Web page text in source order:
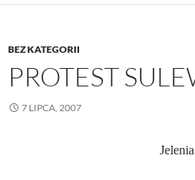
BEZ KATEGORII
PROTEST
7 LIPCA, 2007